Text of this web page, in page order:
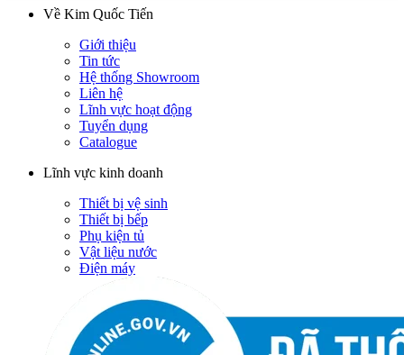
Về Kim Quốc Tiến
Giới thiệu
Tin tức
Hệ thống Showroom
Liên hệ
Lĩnh vực hoạt động
Tuyển dụng
Catalogue
Lĩnh vực kinh doanh
Thiết bị vệ sinh
Thiết bị bếp
Phụ kiện tủ
Vật liệu nước
Điện máy